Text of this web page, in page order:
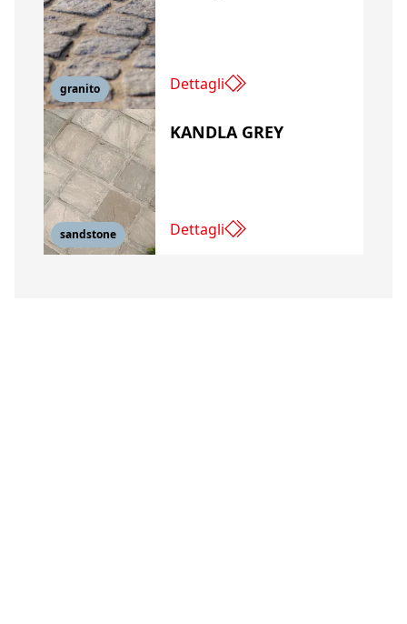
granito Dettagli
sandstone
KANDLA GREY
Dettagli